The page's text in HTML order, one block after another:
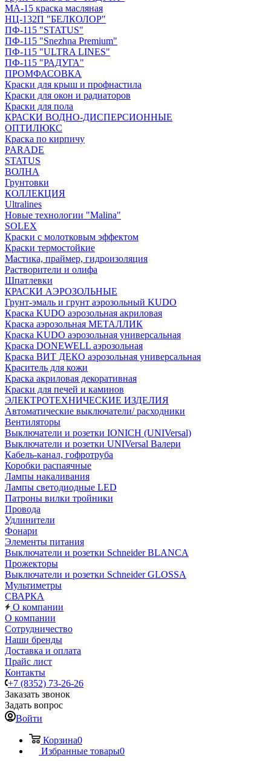
МА-15 краска масляная
НЦ-132П "БЕЛКОЛОР"
ПФ-115 "STATUS"
ПФ-115 "Snezhna Premium"
ПФ-115 "ULTRA LINES"
ПФ-115 "РАДУГА"
ПРОМФАСОВКА
Краски для крыш и профнастила
Краски для окон и радиаторов
Краски для пола
КРАСКИ ВОДНО-ДИСПЕРСИОННЫЕ
ОПТИЛЮКС
Краска по кирпичу
PARADE
STATUS
ВОЛНА
Грунтовки
КОЛЛЕКЦИЯ
Ultralines
Новые технологии "Malina"
SOLEX
Краски с молотковым эффектом
Краски термостойкие
Мастика, праймер, гидроизоляция
Растворители и олифа
Шпатлевки
КРАСКИ АЭРОЗОЛЬНЫЕ
Грунт-эмаль и грунт аэрозольный KUDO
Краска KUDO аэрозольная акриловая
Краска аэрозольная МЕТАЛЛИК
Краска KUDO аэрозольная универсальная
Краска DONEWELL аэрозольная
Краска ВИТ ДЕКО аэрозольная универсальная
Краситель для кожи
Краска акриловая декоративная
Краски для печей и каминов
ЭЛЕКТРОТЕХНИЧЕСКИЕ ИЗДЕЛИЯ
Автоматические выключатели/ расходники
Вентиляторы
Выключатели и розетки IONICH (UNIVersal)
Выключатели и розетки UNIVersal Валери
Кабель-канал, гофротруба
Коробки распаячные
Лампы накаливания
Лампы светодиодные LED
Патроны вилки тройники
Провода
Удлинители
Фонари
Элементы питания
Выключатели и розетки Schneider BLANCA
Прожекторы
Выключатели и розетки Schneider GLOSSA
Мультиметры
СВАРКА
О компании
О компании
Сотрудничество
Наши бренды
Доставка и оплата
Прайс лист
Контакты
+7 (8352) 73-26-26
Заказать звонок
Задать вопрос
Войти
Корзина0
Избранные товары0